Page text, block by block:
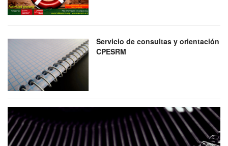
Servicio de consultas y orientación
CPESRM